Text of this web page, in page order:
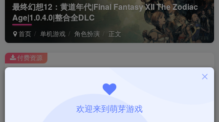
最终幻想12：黄道年代|Final Fantasy XII The Zodiac
Age|1.0.4.0|整合全DLC
首页 单机游戏 角色扮演 正文
此内容为付费资源，请付费后查看
￥1
付费资源
欢迎来到萌芽游戏